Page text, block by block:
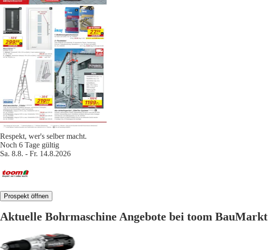
Respekt, wer's selber macht.
Noch 6 Tage gültig
Sa. 8.8. - Fr. 14.8.2026
Prospekt öffnen
Aktuelle Bohrmaschine Angebote bei toom BauMarkt